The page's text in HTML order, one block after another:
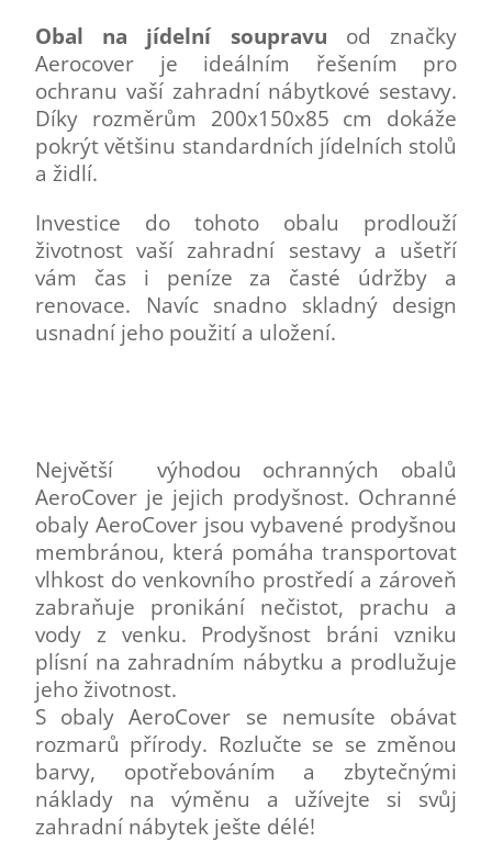
Obal na jídelní soupravu od značky
Aerocover je ideálním řešením pro
ochranu vaší zahradní nábytkové sestavy.
Díky rozměrům 200x150x85 cm dokáže
pokrýt většinu standardních jídelních stolů
a židlí.
Investice do tohoto obalu prodlouží
životnost vaší zahradní sestavy a ušetří
vám čas i peníze za časté údržby a
renovace. Navíc snadno skladný design
usnadní jeho použití a uložení.
Největší výhodou ochranných obalů
AeroCover je jejich prodyšnost. Ochranné
obaly AeroCover jsou vybavené prodyšnou
membránou, která pomáha transportovat
vlhkost do venkovního prostředí a zároveň
zabraňuje pronikání nečistot, prachu a
vody z venku. Prodyšnost bráni vzniku
plísní na zahradním nábytku a prodlužuje
jeho životnost.
S obaly AeroCover se nemusíte obávat
rozmarů přírody. Rozlučte se se změnou
barvy, opotřebováním a zbytečnými
náklady na výměnu a užívejte si svůj
zahradní nábytek ješte délé!